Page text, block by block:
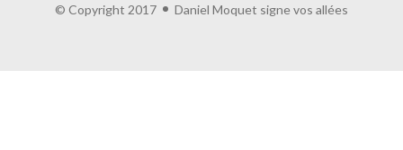
© Copyright 2017 Daniel Moquet signe vos allées